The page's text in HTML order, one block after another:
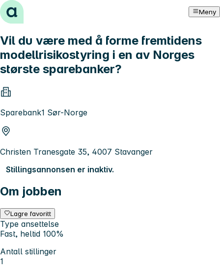
Hopp til innhold Meny
Vil du være med å forme fremtidens
modellrisikostyring i en av Norges
største sparebanker?
Sparebank1 Sør-Norge
Christen Tranesgate 35, 4007 Stavanger
Stillingsannonsen er inaktiv.
Om jobben
Lagre favoritt
Type ansettelse
Fast, heltid 100%
Antall stillinger
1